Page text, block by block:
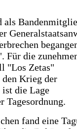
als
Für die
"Los Zetas"
Krieg der
ist die Lage
Tagesordnung.
fand eine